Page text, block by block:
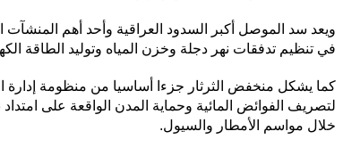
ويعد سد الموصل أكبر السدود العراقية وأحد أهم المنشآت
في تنظيم تدفقات نهر دجلة وخزن المياه وتوليد الطاقة
كما يشكل منخفض الثرثار جزءا أساسيا من منظومة إدارة
لتصريف الفوائض المائية وحماية المدن الواقعة على
خلال مواسم الأمطار والسيول.